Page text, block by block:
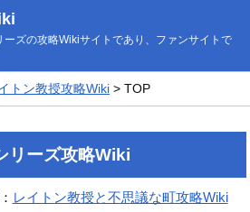
ーズの攻略Wikiサイトであり、ファンサイトで
トン教授攻略Wiki> TOP
リーズ攻略Wiki
レイトン教授と不思議な町攻略Wiki